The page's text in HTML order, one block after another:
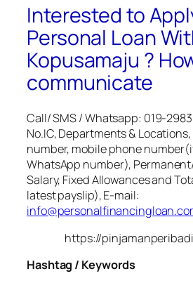
Interested to
Personal Loan
Kopusamaju ?
communicate
Call/ SMS / Whatsapp: 019-
No.IC, Departments &
number, mobile phone
WhatsApp number),
Salary, Fixed Allowances and
latest payslip), E-mail:
https://
Hashtag / Keywords